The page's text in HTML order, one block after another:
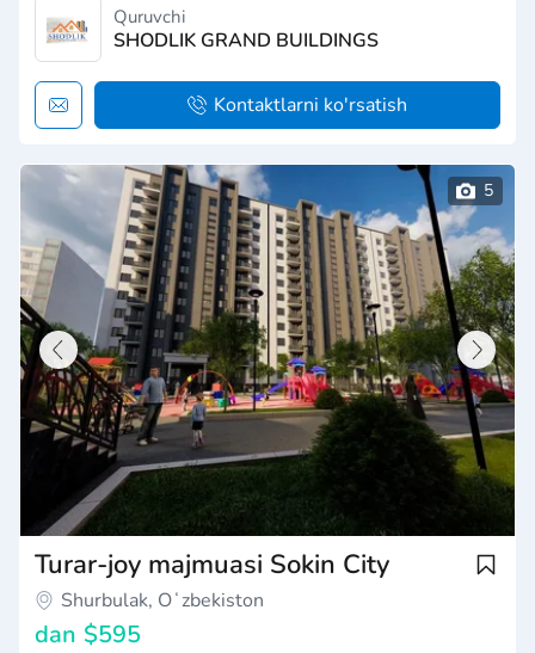
Quruvchi
SHODLIK GRAND BUILDINGS
Kontaktlarni ko'rsatish
Turar-joy majmuasi Sokin City
Shurbulak, Oʻzbekiston
dan $595